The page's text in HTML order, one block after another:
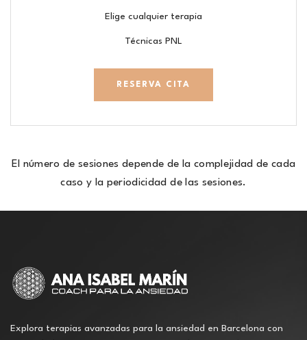
Elige cualquier terapia
Técnicas PNL
RESERVA CITA
El número de sesiones depende de la complejidad de cada
caso y la periodicidad de las sesiones.
Explora terapias avanzadas para la ansiedad en Barcelona con